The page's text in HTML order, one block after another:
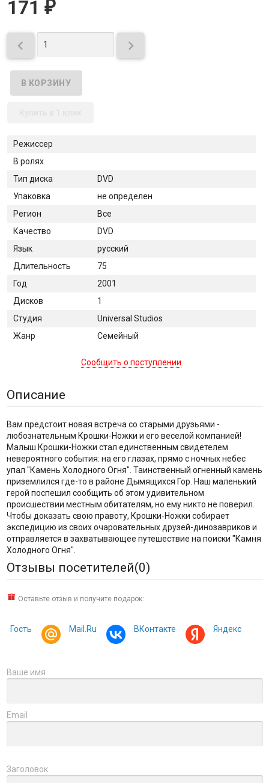
171 ₽
 
Режиссер
В ролях
Тип диска
DVD
Упаковка
не определен
Регион
Все
Качество
DVD
Язык
русский
Длительность
75
Год
2001
Дисков
1
Студия
Universal Studios
Жанр
Семейный
Сообщить о поступлении
Описание
Вам предстоит новая встреча со старыми друзьями -
любознательным Крошки-Ножки и его веселой компанией!
Малыш Крошки-Ножки стал единственным свидетелем
невероятного события: на его глазах, прямо с ночных небес
упал "Камень Холодного Огня". Таинственный огненный камень
приземлился где-то в районе Дымящихся Гор. Наш маленький
герой поспешил сообщить об этом удивительном
происшествии местным обитателям, но ему никто не поверил.
Чтобы доказать свою правоту, Крошки-Ножки собирает
экспедицию из своих очаровательных друзей-динозавриков и
отправляется в захватывающее путешествие на поиски "Камня
Холодного Огня".
Отзывы посетителей(0)
Оставьте отзыв и получите подарок:
Гость Mail.Ru ВКонтакте Яндекс
Ваше имя
Email
Заголовок